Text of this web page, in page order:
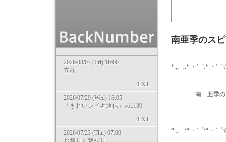
2026/08/07 (Fri) 16:00
立秋
TEXT
2026/07/29 (Wed) 18:05
「きれいレイキ通信」vol.130
TEXT
2026/07/23 (Thu) 07:00
南亜季のス
*:,。,:*:・'゜:*:・'
南 亜季の
*:,。,:*:・'゜:*:・'